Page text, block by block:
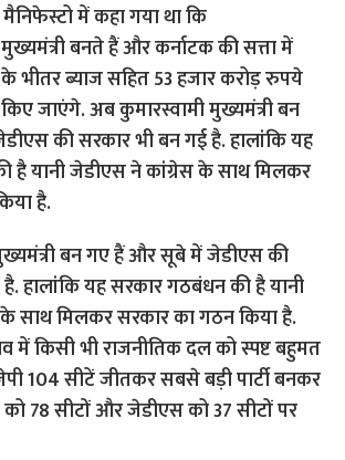
में कहा गया था कि
बनते हैं और कर्नाटक की सत्ता में
भीतर ब्याज सहित 53 हजार करोड़ रुपये
जाएंगे. अब कुमारस्वामी मुख्यमंत्री बन
की सरकार भी बन गई है. हालांकि यह
है यानी जेडीएस ने कांग्रेस के साथ मिलकर
है.
बन गए हैं और सूबे में जेडीएस की
हालांकि यह सरकार गठबंधन की है यानी
साथ मिलकर सरकार का गठन किया है.
किसी भी राजनीतिक दल को स्पष्ट बहुमत
104 सीटें जीतकर सबसे बड़ी पार्टी बनकर
को 78 सीटों और जेडीएस को 37 सीटों पर